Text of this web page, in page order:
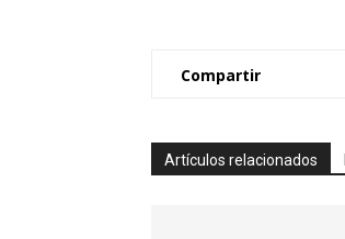
Compartir
Artículos relacionados